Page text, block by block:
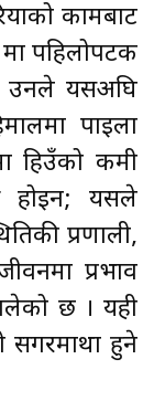
कामबाट
पहिलोपटक
उनले यसअघि
पाइला
हिउँको कमी
होइन; यसले
प्रणाली,
प्रभाव
छ । यही
सगरमाथा हुने